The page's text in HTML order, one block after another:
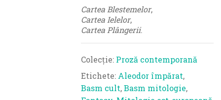
Cartea Blestemelor,
Cartea Ielelor,
Cartea Plângerii.
Colecție: Proză contemporană
Etichete: Aleodor împărat,
Basm cult,Basm mitologie,